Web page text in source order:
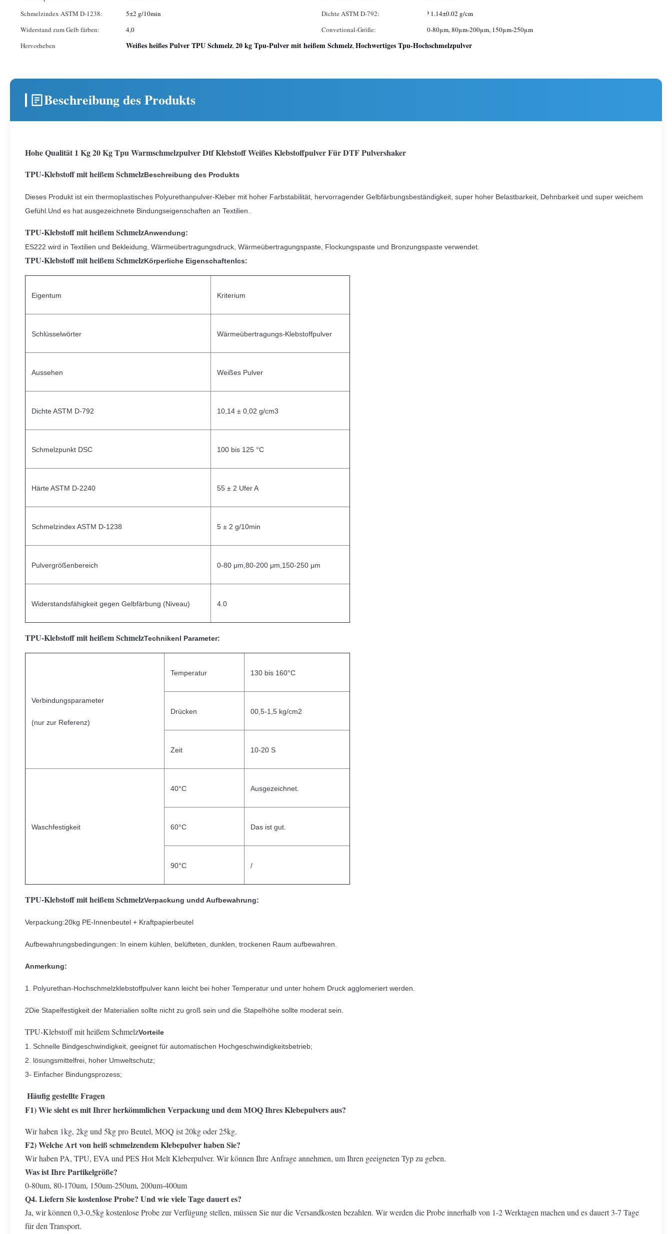
Schmelzindex ASTM D-1238:
5±2 g/10min Dichte ASTM D-792:
³ 1.14±0.02 g/cm
Widerstand zum Gelb färben:
4,0 Convetional-Größe:
0-80μm, 80μm-200μm, 150μm-250μm
Hervorheben
Weißes heißes Pulver TPU Schmelz,20 kg Tpu-Pulver mit heißem Schmelz,Hochwertiges Tpu-Hochschmelzpulver
Beschreibung des Produkts
Hohe Qualität 1 Kg 20 Kg Tpu Warmschmelzpulver Dtf Klebstoff Weißes Klebstoffpulver Für DTF Pulvershaker
TPU-Klebstoff mit heißem SchmelzBeschreibung des Produkts
Dieses Produkt ist ein thermoplastisches Polyurethanpulver-Kleber mit hoher Farbstabilität, hervorragender Gelbfärbungsbeständigkeit, super hoher Belastbarkeit, Dehnbarkeit und super weichem
Gefühl.Und es hat ausgezeichnete Bindungseigenschaften an Textilien..
TPU-Klebstoff mit heißem SchmelzAnwendung:
ES222 wird in Textilien und Bekleidung, Wärmeübertragungsdruck, Wärmeübertragungspaste, Flockungspaste und Bronzungspaste verwendet.
TPU-Klebstoff mit heißem SchmelzKörperliche EigenschaftenIcs:
Eigentum Kriterium
Schlüsselwörter Wärmeübertragungs-Klebstoffpulver
Aussehen Weißes Pulver
Dichte ASTM D-792 10,14 ± 0,02 g/cm3
Schmelzpunkt DSC 100 bis 125 °C
Härte ASTM D-2240 55 ± 2 Ufer A
Schmelzindex ASTM D-1238 5 ± 2 g/10min
Pulvergrößenbereich 0-80 μm,80-200 μm,150-250 μm
Widerstandsfähigkeit gegen Gelbfärbung (Niveau) 4.0
TPU-Klebstoff mit heißem SchmelzTechnikenl Parameter:
Verbindungsparameter
(nur zur Referenz)
Temperatur 130 bis 160°C
Drücken 00,5-1,5 kg/cm2
Zeit 10-20 S
Waschfestigkeit
40°C Ausgezeichnet.
60°C Das ist gut.
90°C /
TPU-Klebstoff mit heißem SchmelzVerpackung undd Aufbewahrung:
Verpackung:20kg PE-Innenbeutel + Kraftpapierbeutel
Aufbewahrungsbedingungen: In einem kühlen, belüfteten, dunklen, trockenen Raum aufbewahren.
Anmerkung:
1. Polyurethan-Hochschmelzklebstoffpulver kann leicht bei hoher Temperatur und unter hohem Druck agglomeriert werden.
2Die Stapelfestigkeit der Materialien sollte nicht zu groß sein und die Stapelhöhe sollte moderat sein.
TPU-Klebstoff mit heißem SchmelzVorteile
1. Schnelle Bindgeschwindigkeit, geeignet für automatischen Hochgeschwindigkeitsbetrieb;
2. lösungsmittelfrei, hoher Umweltschutz;
3- Einfacher Bindungsprozess;
Häufig gestellte Fragen
F1) Wie sieht es mit Ihrer herkömmlichen Verpackung und dem MOQ Ihres Klebepulvers aus?
Wir haben 1kg, 2kg und 5kg pro Beutel, MOQ ist 20kg oder 25kg.
F2) Welche Art von heiß schmelzendem Klebepulver haben Sie?
Wir haben PA, TPU, EVA und PES Hot Melt Kleberpulver. Wir können Ihre Anfrage annehmen, um Ihren geeigneten Typ zu geben.
Was ist Ihre Partikelgröße?
0-80um, 80-170um, 150um-250um, 200um-400um
Q4. Liefern Sie kostenlose Probe? Und wie viele Tage dauert es?
Ja, wir können 0,3-0,5kg kostenlose Probe zur Verfügung stellen, müssen Sie nur die Versandkosten bezahlen. Wir werden die Probe innerhalb von 1-2 Werktagen machen und es dauert 3-7 Tage
für den Transport.